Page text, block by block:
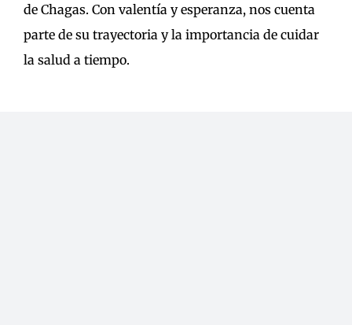
de Chagas. Con valentía y esperanza, nos cuenta
parte de su trayectoria y la importancia de cuidar
la salud a tiempo.